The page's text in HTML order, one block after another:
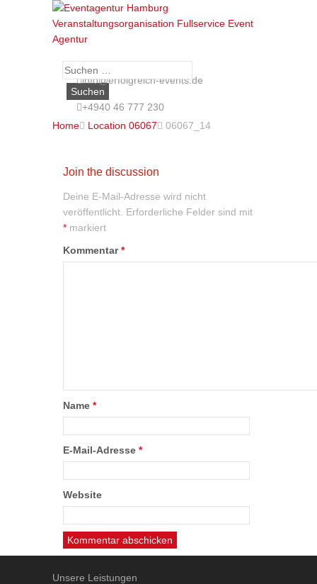
Suche
nach:info@erfolgreich-events.de
+4940 46 777 230
Home Location 06067 06067_14
Join the discussion
Deine E-Mail-Adresse wird nicht
veröffentlicht. Erforderliche Felder sind mit
* markiert
Kommentar*
Name *
E-Mail-Adresse *
Website
Unsere Leistungen